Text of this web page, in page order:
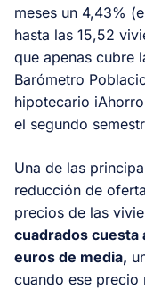
meses un 4,43%
hasta las 15,52
que apenas cubre
Barómetro
hipotecario
el segundo
Una de las
reducción de
precios de las
cuadrados cuesta
euros de media,
cuando ese precio